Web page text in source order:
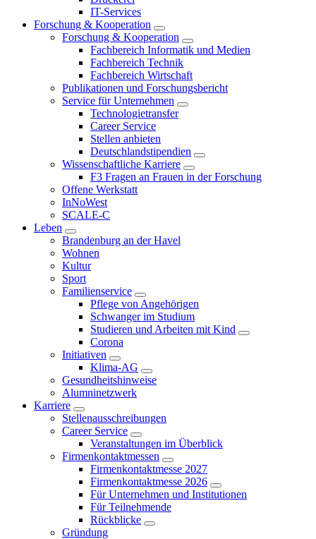
IT-Services
Forschung & Kooperation
Forschung & Kooperation
Fachbereich Informatik und Medien
Fachbereich Technik
Fachbereich Wirtschaft
Publikationen und Forschungsbericht
Service für Unternehmen
Technologietransfer
Career Service
Stellen anbieten
Deutschlandstipendien
Wissenschaftliche Karriere
F3 Fragen an Frauen in der Forschung
Offene Werkstatt
InNoWest
SCALE-C
Leben
Brandenburg an der Havel
Wohnen
Kultur
Sport
Familienservice
Pflege von Angehörigen
Schwanger im Studium
Studieren und Arbeiten mit Kind
Corona
Initiativen
Klima-AG
Gesundheitshinweise
Alumninetzwerk
Karriere
Stellenausschreibungen
Career Service
Veranstaltungen im Überblick
Firmenkontaktmessen
Firmenkontaktmesse 2027
Firmenkontaktmesse 2026
Für Unternehmen und Institutionen
Für Teilnehmende
Rückblicke
Gründung